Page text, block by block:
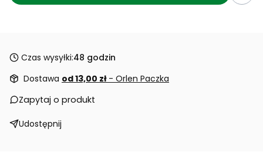
Czas wysyłki:48 godzin
Dostawa od 13,00 zł - Orlen Paczka
Zapytaj o produkt
Udostępnij